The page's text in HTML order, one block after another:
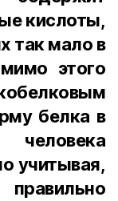
кислоты,
так мало в
этого
белка в
человека
учитывая,